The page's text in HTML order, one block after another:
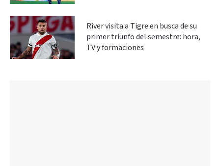
River visita a Tigre en busca de su
primer triunfo del semestre: hora,
TV y formaciones